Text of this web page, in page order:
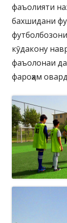
фаъолияти
бахшидани
кӯдакону
фаъолонаи
фароҳам